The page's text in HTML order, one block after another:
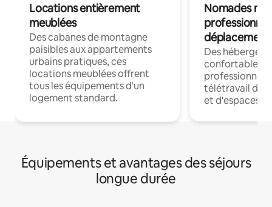
Locations entièrement
meublées
Des cabanes de montagne
paisibles aux appartements
urbains pratiques, ces
locations meublées offrent
tous les équipements d'un
logement standard.
Nomades
déplacement
Des
confortables
professionnels
télétravail
et d'espaces
Équipements et avantages des séjours
longue durée